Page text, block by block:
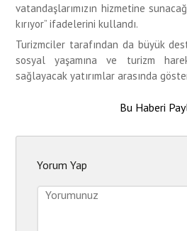
vatandaşlarımızın hizmetine
kırıyor” ifadelerini kullandı.
Turizmciler tarafından da büyük
sosyal yaşamına ve turizm
sağlayacak yatırımlar arasında
Bu Haberi
Yorum Yap